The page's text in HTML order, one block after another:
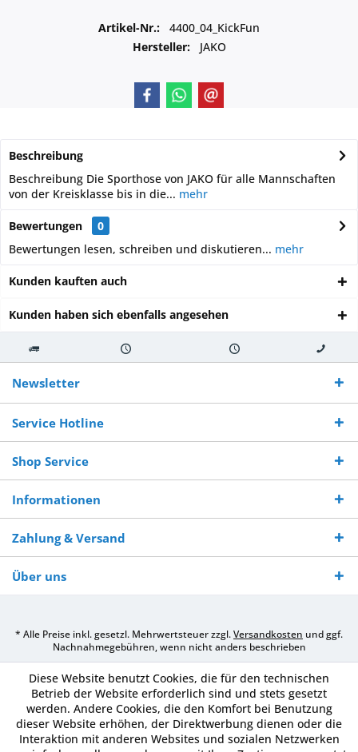
Artikel-Nr.:
4400_04_KickFun
Hersteller:
JAKO
Beschreibung
Beschreibung Die Sporthose von JAKO für alle Mannschaften
von der Kreisklasse bis in die... mehr
Bewertungen
0
Bewertungen lesen, schreiben und diskutieren... mehr
Kunden kauften auch
Kunden haben sich ebenfalls angesehen
Kostenloser
Versand ab €
250,-
Versand innerhalb von Versand von So erreichen
Sie uns 0160
970 511 90
Newsletter
Service Hotline
Shop Service
Informationen
Zahlung & Versand
Über uns
* Alle Preise inkl. gesetzl. Mehrwertsteuer zzgl.Versandkosten und ggf.
Nachnahmegebühren, wenn nicht anders beschrieben
Diese Website benutzt Cookies, die für den technischen
Betrieb der Website erforderlich sind und stets gesetzt
werden. Andere Cookies, die den Komfort bei Benutzung
dieser Website erhöhen, der Direktwerbung dienen oder die
Interaktion mit anderen Websites und sozialen Netzwerken